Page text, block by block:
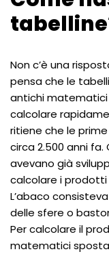
Non c’è una
pensa che le
antichi
calcolare
ritiene che le
circa 2.500 anni
avevano già
calcolare i
L’abaco
delle sfere o
Per calcolare il
matematici